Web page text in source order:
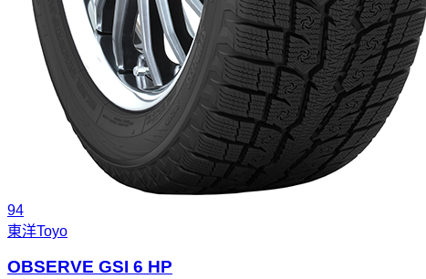
94
東洋Toyo
OBSERVE GSI 6 HP